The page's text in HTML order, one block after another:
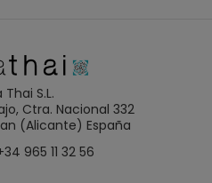
Thai S.L.
Ctra. Nacional 332
(Alicante) España
965 11 32 56